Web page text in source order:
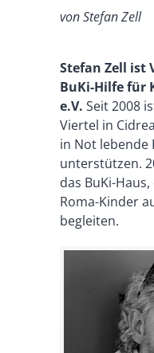
von Stefan Zell
Stefan Zell ist
BuKi-Hilfe für
e.V. Seit 2008
Viertel in
in Not lebende
unterstützen.
das BuKi-
Roma-Kinder
begleiten.